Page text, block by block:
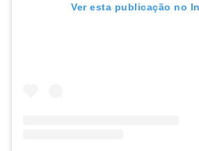
Ver esta publicação no